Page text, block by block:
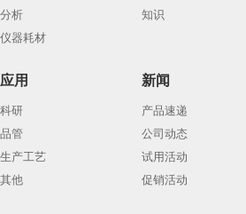
分析
仪器耗材
知识
应用
科研
品管
生产工艺
其他
新闻
产品速递
公司动态
试用活动
促销活动